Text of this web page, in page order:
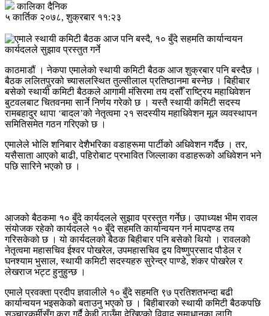
कालिका दैनिक
५ कार्तिक २०७८, शुक्रबार ११:२३
काठमाडौं । नेकपा एमालेको स्थायी कमिटी बैठक आज शुक्रबार पनि बस्दैछ ।
बैठक ललितपुरको च्यासलस्थित तुल्सीलाल प्रतिष्ठानमा बस्नेछ । बिहीबार
बसेको स्थायी कमिटी बैठकले आगामी मंसिरमा तय दसौँ राष्ट्रिय महाधिवेशन
बुटवलबाट चितवनमा सार्ने निर्णय गरेको छ । यस्तै स्थायी कमिटी सदस्य
रामबहादुर थापा ‘बादल’को नेतृत्वमा २१ सदस्यीय महाधिवेशन मूल व्यवस्थापन
समितिसमेत गठन गरिएको छ ।
एमालेले भोलि शनिबार देशैभरिका वडाहरूमा पार्टीको अधिवेशन गर्दैछ । तर,
यसैसाता आएको बाढी, पहिरोबाट प्रभावित जिल्लाका वडाहरूको अधिवेशन भने
पछि सारिने भएको छ ।
आजको बैठकमा १० बुँदे कार्यदलले सुझाव प्रस्तुत गर्नेछ। उपाध्यक्ष भीम रावल
संयोजक रहेको कार्यदलले १० बुँदे सहमति कार्यान्वयन गर्न मापदण्ड तय
गरिसकेको छ । यो कार्यदलको बैठक बिहीबार पनि बसेको थियो । रावलको
नेतृत्वमा महासचिव ईश्वर पोखरेल, उपमहासचिव द्वय विष्णुप्रसाद पौडेल र
घनश्याम भुसाल, स्थायी कमिटी सदस्यहरु सुरेन्द्र पाण्डे, शंकर पोखरेल र
लेखराज भट्ट हुनुहुन्छ ।
एमाले प्रवक्ता प्रदीप ज्ञवालीले १० बुँदे सहमति ९७ प्रतिशतभन्दा बढी
कार्यान्वयन भइसकेको बताउनु भएको छ । बिहीबारको स्थायी कमिटी बैठकपछि
सञ्चारकर्मीसँग कुरा गर्दै केही ठाउँमा देखिएको विवाद समाधानका लागि